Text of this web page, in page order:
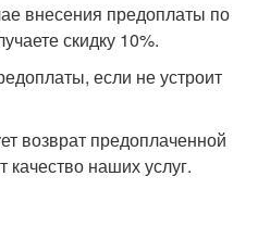
внесения предоплаты по
скидку 10%.
если не устроит
возврат предоплаченной
наших услуг.